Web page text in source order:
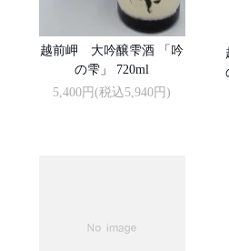
越前岬 大吟醸雫酒 「吟
の雫」 720ml
5,400円(税込5,940円)